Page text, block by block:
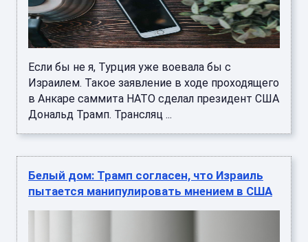
Если бы не я, Турция уже воевала бы с
Израилем. Такое заявление в ходе проходящего
в Анкаре саммита НАТО сделал президент США
Дональд Трамп. Трансляц ...
Белый дом: Трамп согласен, что Израиль
пытается манипулировать мнением в США